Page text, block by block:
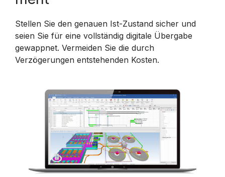
Stellen Sie den genauen Ist-Zustand sicher und
seien Sie für eine vollständig digitale Übergabe
gewappnet. Vermeiden Sie die durch
Verzögerungen entstehenden Kosten.